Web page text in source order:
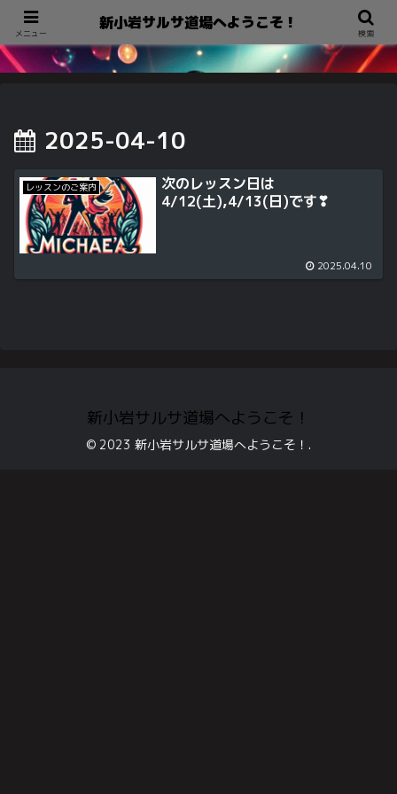
新小岩サルサ道場へようこそ！
2025-04-10
レッスンのご案内
次のレッスン日は
4/12(土),4/13(日)です❣
2025.04.10
新小岩サルサ道場へようこそ！
© 2023 新小岩サルサ道場へようこそ！.
メニュー
新小岩サルサ道場へようこそ！
検索